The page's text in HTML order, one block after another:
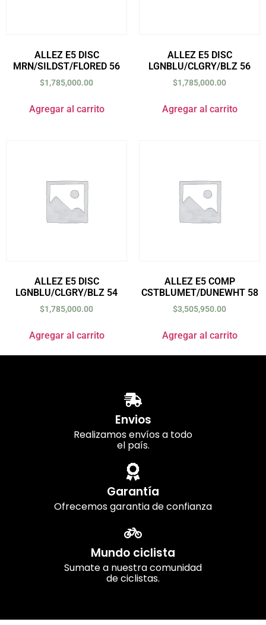
ALLEZ E5 DISC
MRN/SILDST/FLORED 56
$1,785,000.00
Agregar al carrito
ALLEZ E5 DISC
LGNBLU/CLGRY/BLZ 56
$1,785,000.00
Agregar al carrito
ALLEZ E5 DISC
LGNBLU/CLGRY/BLZ 54
$1,785,000.00
Agregar al carrito
ALLEZ E5 COMP
CSTBLUMET/DUNEWHT 58
$3,505,950.00
Agregar al carrito
Envios
Realizamos envíos a todo
el país.
Garantía
Ofrecemos garantia de confianza
Mundo ciclista
Sumate a nuestra comunidad
de ciclistas.